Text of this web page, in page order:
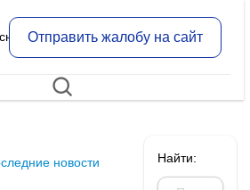
Отправить жалобу на сайт
новости Найти: